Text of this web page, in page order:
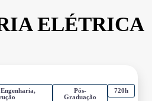
ELÉTRICA
Pós-
Graduação
720h